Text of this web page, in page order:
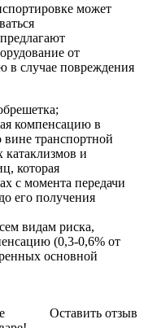
может
от
в случае повреждения
компенсацию в
вине транспортной
и
которая
с момента передачи
его получения
видам риска,
(0,3-0,6% от
основной
Оставить отзыв